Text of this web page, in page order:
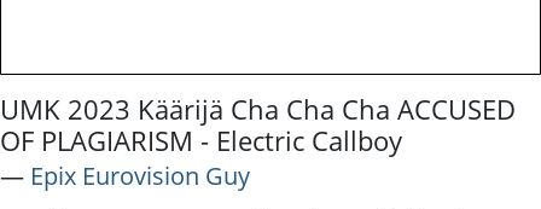
UMK 2023 Käärijä Cha Cha Cha ACCUSED
OF PLAGIARISM - Electric Callboy
― Epix Eurovision Guy